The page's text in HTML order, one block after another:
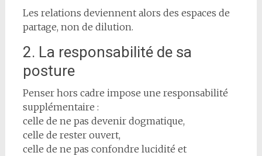
Les relations deviennent alors des espaces de
partage, non de dilution.
2. La responsabilité de sa
posture
Penser hors cadre impose une responsabilité
supplémentaire :
celle de ne pas devenir dogmatique,
celle de rester ouvert,
celle de ne pas confondre lucidité et